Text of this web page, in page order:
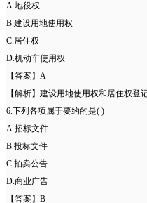
A.地役权
B.建设用地使用权
C.居住权
D.机动车使用权
【答案】A
【解析】建设用地使用权和居住权登
6.下列各项属于要约的是( )
A.招标文件
B.投标文件
C.拍卖公告
D.商业广告
【答案】B